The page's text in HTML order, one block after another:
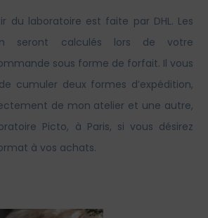
du laboratoire est faite par DHL. Les
seront calculés lors de votre
sous forme de forfait. Il vous
cumuler deux formes d’expédition,
de mon atelier et une autre,
Picto, à Paris, si vous désirez
à vos achats.